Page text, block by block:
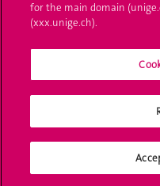
Médias
Offres d'emploi
Bibliothèque
Médias sociaux UNIGE
for the main domain
(xxx.unige.ch).